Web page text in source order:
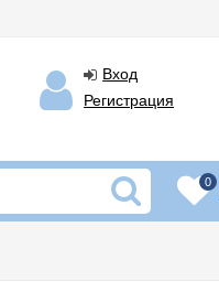
Вход
Регистрация
0